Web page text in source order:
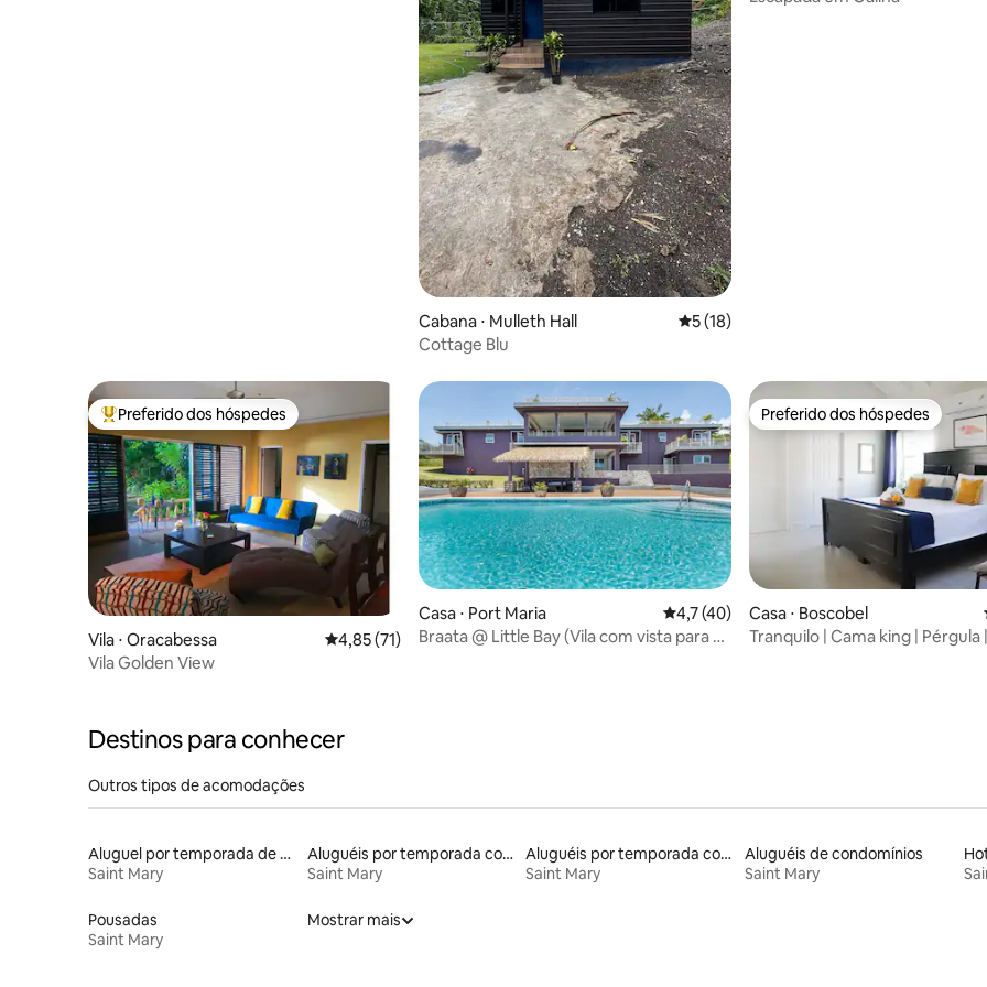
Cabana ⋅ Mulleth Hall 5 de uma avaliação média de 5, 18
5 (18)
Cottage Blu
Entre os melhores preferidos dos hóspedes
Preferido dos hóspedes
Vila ⋅ Oracabessa 4,85 de uma avaliação média de 5, 71 avaliações
4,85 (71)
Vila Golden View
Casa ⋅ Port Maria 4,7 de uma avaliação média de 5, 40
4,7 (40)
Braata @ Little Bay (Vila com vista para o
Preferido dos hóspedes
Preferido dos hóspedes
Casa ⋅ Boscobel
Tranquilo | Cama king | Pérgula
Destinos para conhecer
Outros tipos de acomodações
Aluguel por temporada de casas de hóspedes
Saint Mary
Aluguéis por temporada com banheira de hidromassagem
Saint Mary
Aluguéis por temporada com acesso à praia
Saint Mary
Aluguéis de condomínios
Saint Mary
Pousadas
Saint Mary
Mostrar mais